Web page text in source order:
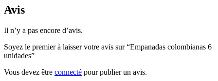
Avis
Il n’y a pas encore d’avis.
Soyez le premier à laisser votre avis sur “Empanadas colombianas 6
unidades”
Vous devez être connecté pour publier un avis.